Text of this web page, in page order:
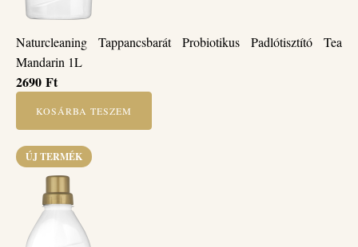
Naturcleaning Tappancsbarát Probiotikus Padlótisztító Tea
Mandarin 1L
2690 Ft
KOSÁRBA TESZEM
ÚJ TERMÉK